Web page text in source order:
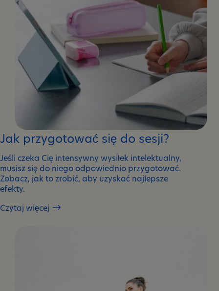
Jak przygotować się do sesji?
Jeśli czeka Cię intensywny wysiłek intelektualny,
musisz się do niego odpowiednio przygotować.
Zobacz, jak to zrobić, aby uzyskać najlepsze
efekty.
Czytaj więcej
Jak